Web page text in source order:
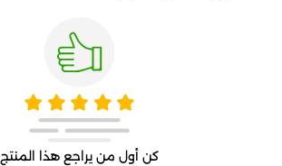
كن أول من يراجع هذا المنتج